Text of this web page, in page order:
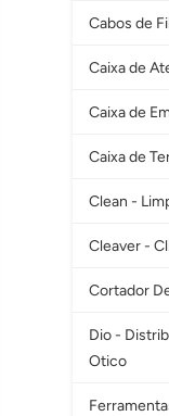
Cabos de
Caixa de
Caixa de
Caixa de
Clean -
Cleaver -
Cortador
Dio -
Otico